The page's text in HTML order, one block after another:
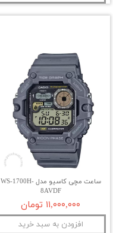
ساعت مچی کاسیو مدل WS-1700H-
8AVDF
۱۱,۰۰۰,۰۰۰ تومان
افزودن به سبد خرید